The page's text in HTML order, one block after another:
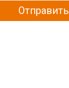
Отправить